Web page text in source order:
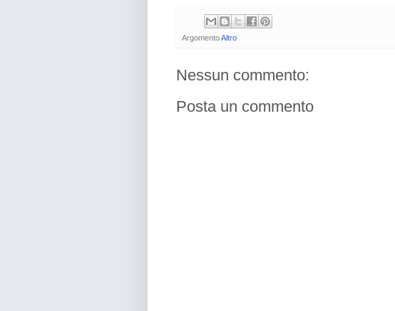
ArgomentoAltro
Nessun commento:
Posta un commento